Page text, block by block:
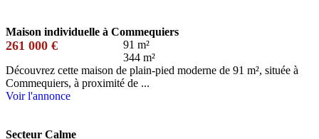
Maison individuelle à Commequiers
261 000 €
91 m²
344 m²
Découvrez cette maison de plain-pied moderne de 91 m², située à
Commequiers, à proximité de ...
Voir l'annonce
Secteur Calme